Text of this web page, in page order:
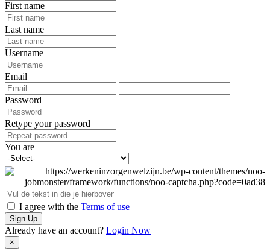
First name
Last name
Username
Email
Password
Retype your password
You are
I agree with the Terms of use
Sign Up
Already have an account? Login Now
×